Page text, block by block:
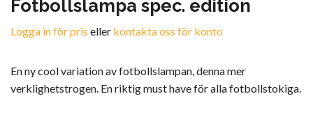
Fotbollslampa spec. edition
Logga in för pris eller kontakta oss för konto
En ny cool variation av fotbollslampan, denna mer
verklighetstrogen. En riktig must have för alla fotbollstokiga.